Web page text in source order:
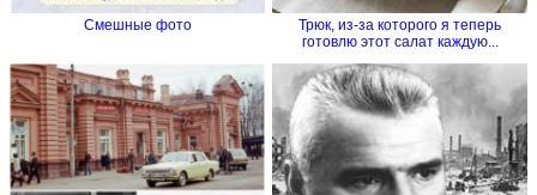
Смешные фото
Трюк, из-за которого я теперь
готовлю этот салат каждую...